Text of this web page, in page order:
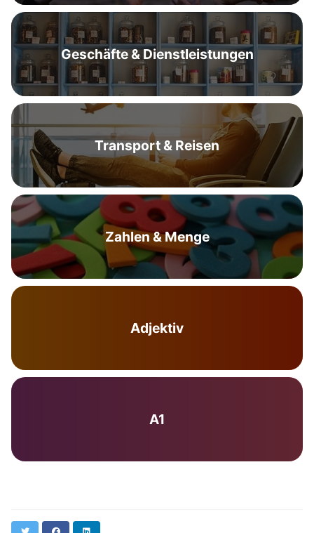
Geschäfte & Dienstleistungen
Transport & Reisen
Zahlen & Menge
Adjektiv
A1
Twitter Facebook